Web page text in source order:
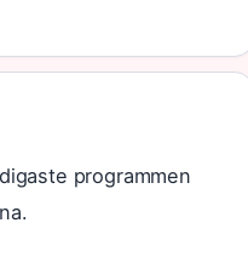
programmen